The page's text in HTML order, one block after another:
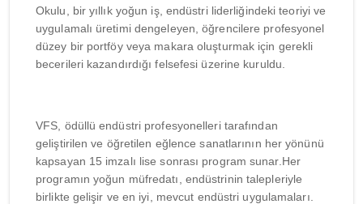
Okulu, bir yıllık yoğun iş, endüstri liderliğindeki teoriyi ve
uygulamalı üretimi dengeleyen, öğrencilere profesyonel
düzey bir portföy veya makara oluşturmak için gerekli
becerileri kazandırdığı felsefesi üzerine kuruldu.
VFS, ödüllü endüstri profesyonelleri tarafından
geliştirilen ve öğretilen eğlence sanatlarının her yönünü
kapsayan 15 imzalı lise sonrası program sunar.Her
programın yoğun müfredatı, endüstrinin talepleriyle
birlikte gelişir ve en iyi, mevcut endüstri uygulamaları.